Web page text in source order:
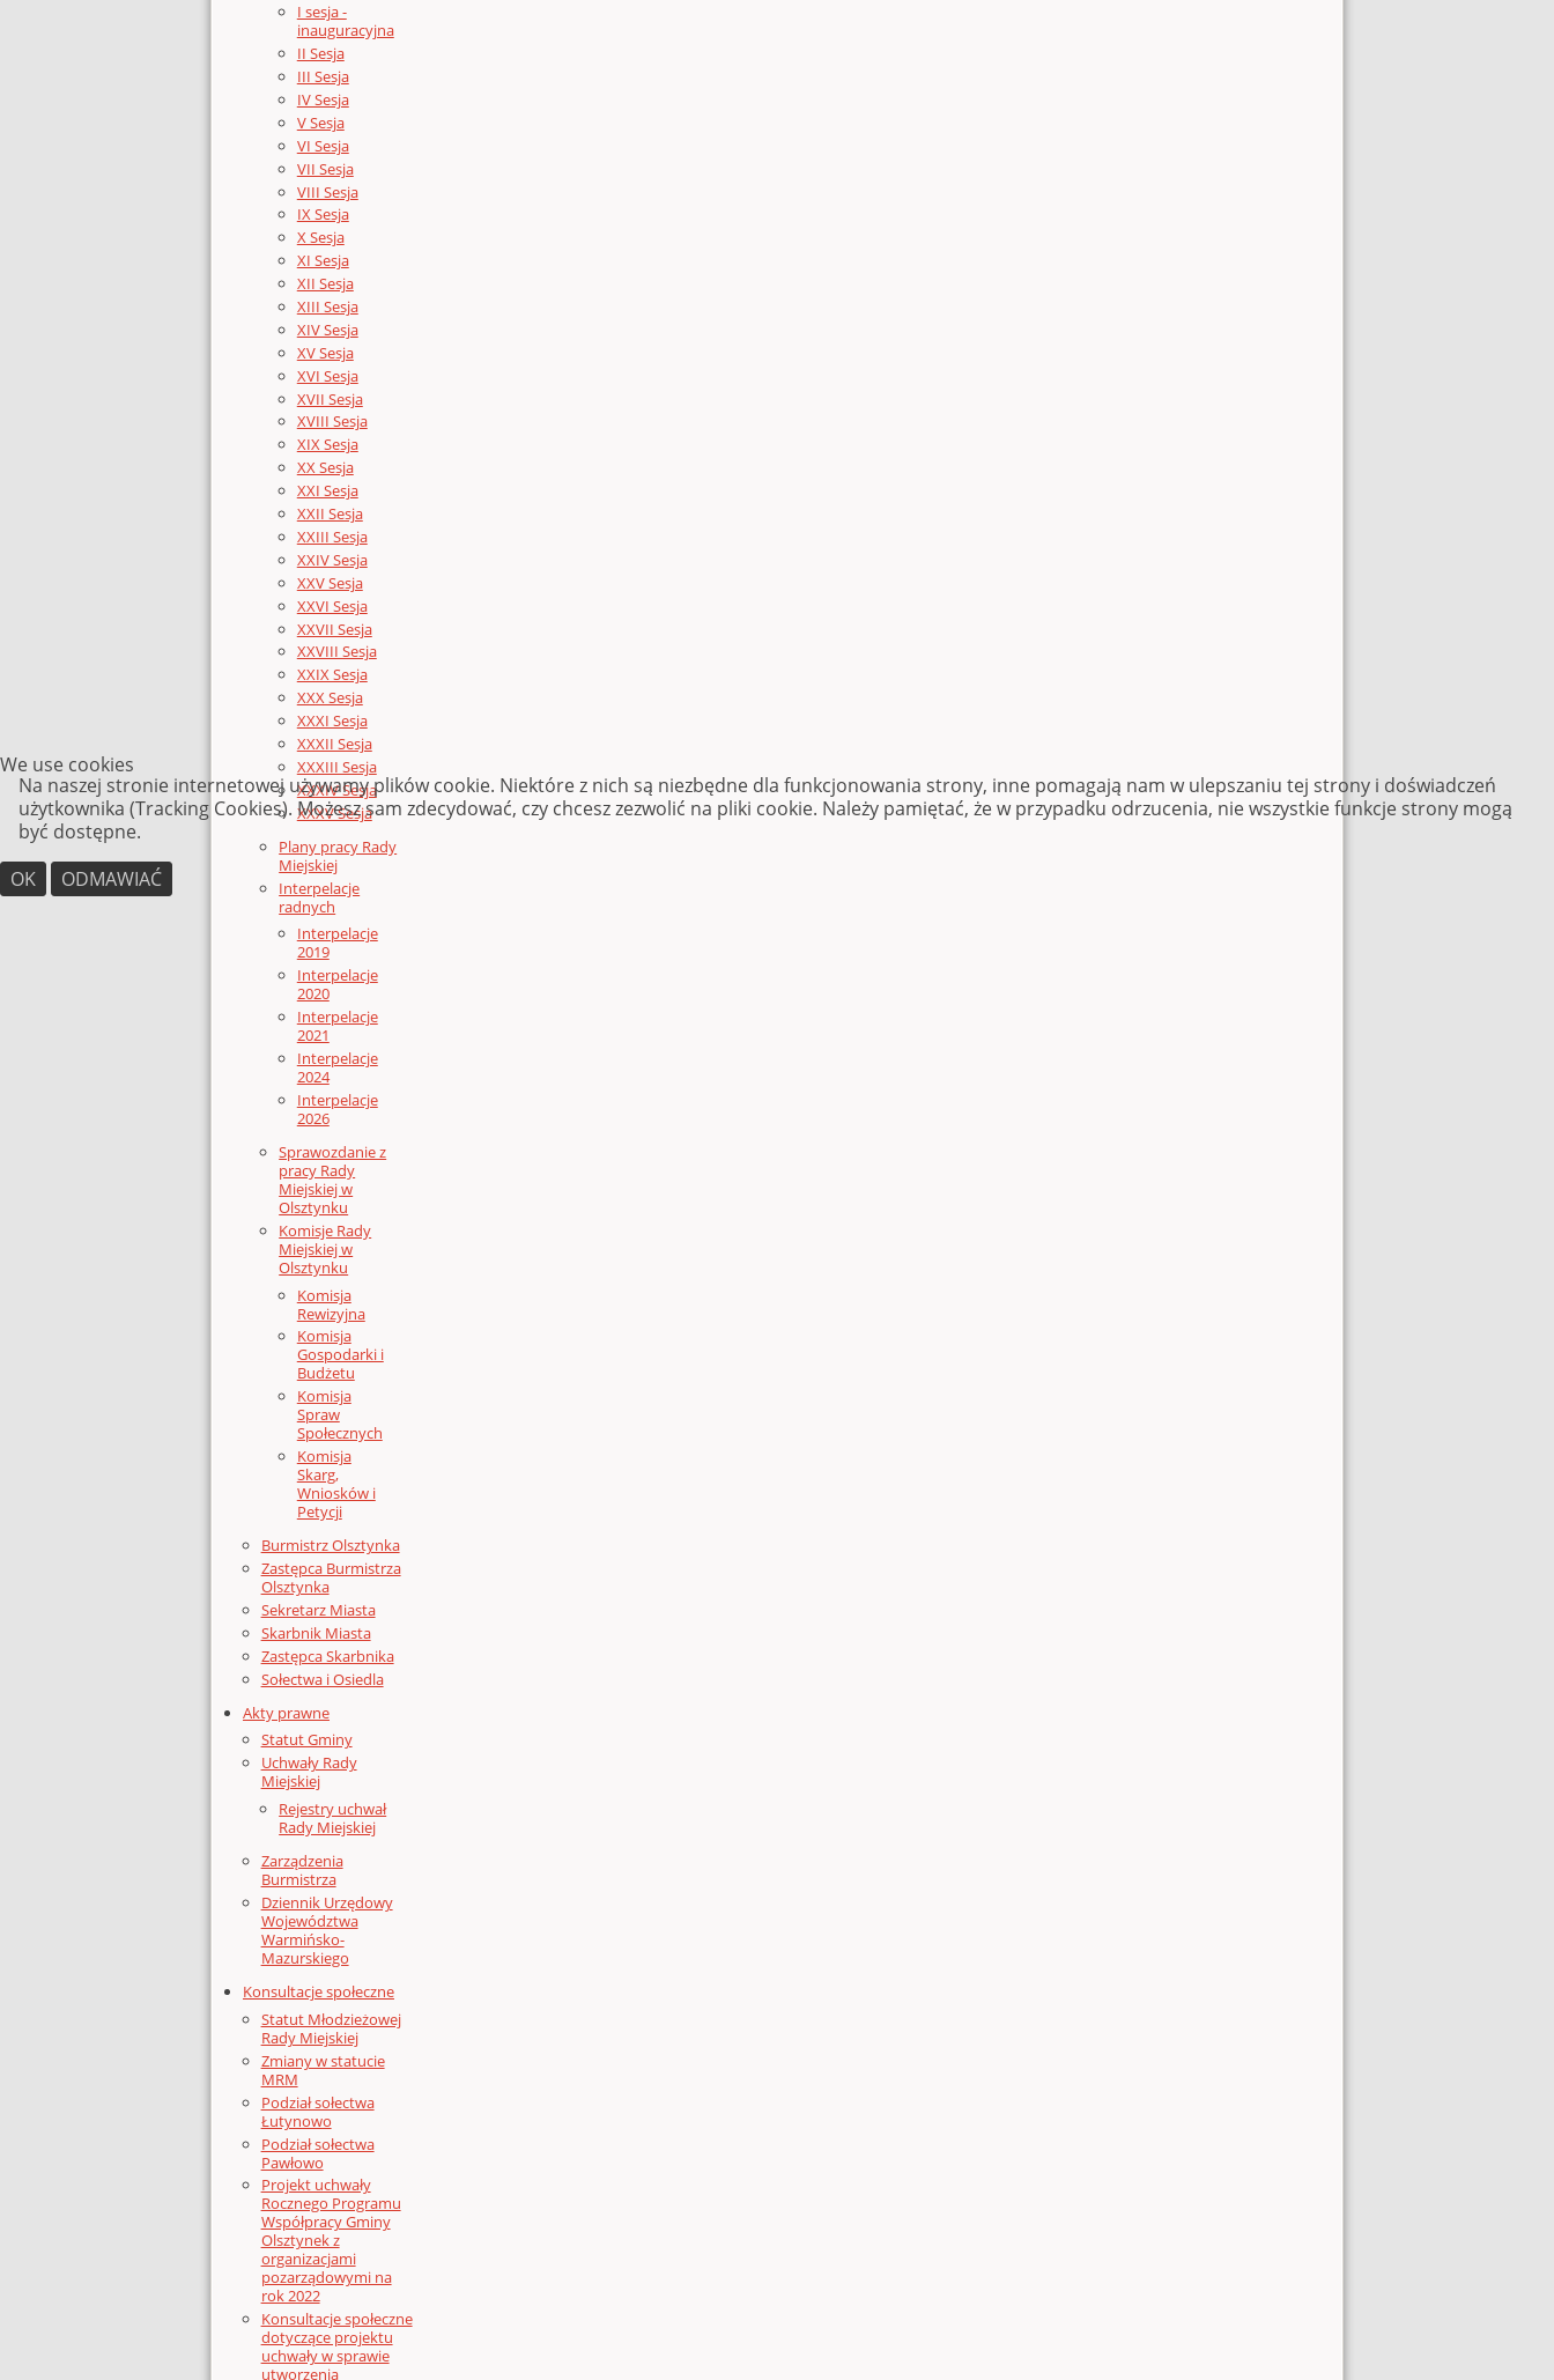
I sesja -
inauguracyjna
II Sesja
III Sesja
IV Sesja
V Sesja
VI Sesja
VII Sesja
VIII Sesja
IX Sesja
X Sesja
XI Sesja
XII Sesja
XIII Sesja
XIV Sesja
XV Sesja
XVI Sesja
XVII Sesja
XVIII Sesja
XIX Sesja
XX Sesja
XXI Sesja
XXII Sesja
XXIII Sesja
XXIV Sesja
XXV Sesja
XXVI Sesja
XXVII Sesja
XXVIII Sesja
XXIX Sesja
XXX Sesja
XXXI Sesja
XXXII Sesja
XXXIII Sesja
XXXIV Sesja
XXXV Sesja
Plany pracy Rady
Miejskiej
Interpelacje
radnych
Interpelacje
2019
Interpelacje
2020
Interpelacje
2021
Interpelacje
2024
Interpelacje
2026
Sprawozdanie z
pracy Rady
Miejskiej w
Olsztynku
Komisje Rady
Miejskiej w
Olsztynku
Komisja
Rewizyjna
Komisja
Gospodarki i
Budżetu
Komisja
Spraw
Społecznych
Komisja
Skarg,
Wniosków i
Petycji
Burmistrz Olsztynka
Zastępca Burmistrza
Olsztynka
Sekretarz Miasta
Skarbnik Miasta
Zastępca Skarbnika
Sołectwa i Osiedla
Akty prawne
Statut Gminy
Uchwały Rady
Miejskiej
Rejestry uchwał
Rady Miejskiej
Zarządzenia
Burmistrza
Dziennik Urzędowy
Województwa
Warmińsko-
Mazurskiego
Konsultacje społeczne
Statut Młodzieżowej
Rady Miejskiej
Zmiany w statucie
MRM
Podział sołectwa
Łutynowo
Podział sołectwa
Pawłowo
Projekt uchwały
Rocznego Programu
Współpracy Gminy
Olsztynek z
organizacjami
pozarządowymi na
rok 2022
Konsultacje społeczne
dotyczące projektu
uchwały w sprawie
utworzenia
We use cookies
Na naszej stronie internetowej używamy plików cookie. Niektóre z nich są niezbędne dla funkcjonowania strony, inne pomagają nam w ulepszaniu tej strony i doświadczeń
użytkownika (Tracking Cookies). Możesz sam zdecydować, czy chcesz zezwolić na pliki cookie. Należy pamiętać, że w przypadku odrzucenia, nie wszystkie funkcje strony mogą
być dostępne.
OK
ODMAWIAĆ